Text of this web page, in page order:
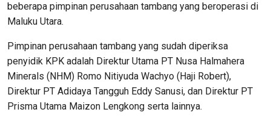
beberapa pimpinan perusahaan tambang yang beroperasi di
Maluku Utara.
Pimpinan perusahaan tambang yang sudah diperiksa
penyidik KPK adalah Direktur Utama PT Nusa Halmahera
Minerals (NHM) Romo Nitiyuda Wachyo (Haji Robert),
Direktur PT Adidaya Tangguh Eddy Sanusi, dan Direktur PT
Prisma Utama Maizon Lengkong serta lainnya.